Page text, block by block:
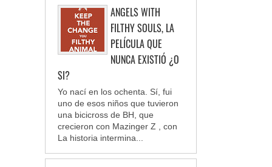
ANGELS WITH
FILTHY SOULS, LA
PELÍCULA QUE
NUNCA EXISTIÓ ¿O
SI?
Yo nací en los ochenta. Sí, fui
uno de esos niños que tuvieron
una bicicross de BH, que
crecieron con Mazinger Z , con
La historia intermina...